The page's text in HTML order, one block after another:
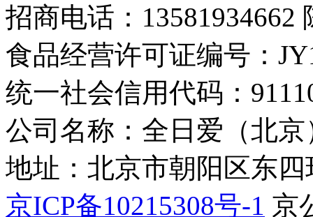
招商电话：13581934662
食品经营许可证编号：
统一社会信用代码：
公司名称：全日爱（北
地址：北京市朝阳区东
京ICP备10215308号-1 京